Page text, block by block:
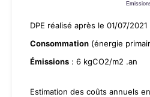
DPE réalisé après le 01/07/2021
Consommation (énergie
Émissions : 6 kgCO2/m2 .an
Estimation des coûts annuels